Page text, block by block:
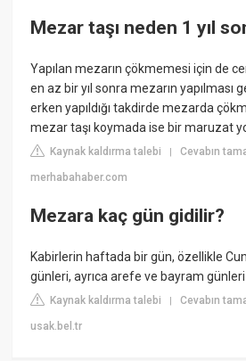
Mezar taşı neden 1 yıl
Yapılan mezarın çökmemesi için de
en az bir yıl sonra mezarın yapılması
erken yapıldığı takdirde mezarda
mezar taşı koymada ise bir maruzat
Kaynak kaldırma talebi |Cevabın
merhabahaber.com
Mezara kaç gün gidilir?
Kabirlerin haftada bir gün, özellikle
günleri, ayrıca arefe ve bayram
Kaynak kaldırma talebi |Cevabın
usak.bel.tr